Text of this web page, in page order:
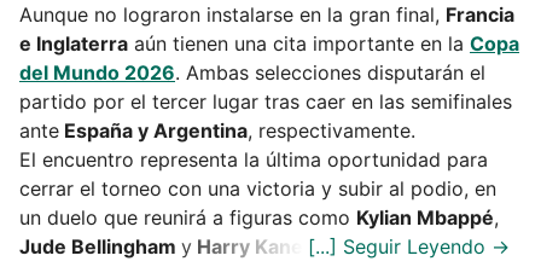
Aunque no lograron instalarse en la gran final, Francia
e Inglaterra aún tienen una cita importante en la Copa
del Mundo 2026. Ambas selecciones disputarán el
partido por el tercer lugar tras caer en las semifinales
ante España y Argentina, respectivamente.
El encuentro representa la última oportunidad para
cerrar el torneo con una victoria y subir al podio, en
un duelo que reunirá a figuras como Kylian Mbappé,
Jude Bellingham y Harry Kane